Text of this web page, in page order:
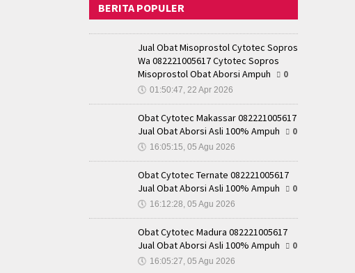
BERITA POPULER
Jual Obat Misoprostol Cytotec Sopros
Wa 082221005617 Cytotec Sopros
Misoprostol Obat Aborsi Ampuh
0
🕔 01:50:47, 22 Apr 2026
Obat Cytotec Makassar 082221005617
Jual Obat Aborsi Asli 100% Ampuh
0
🕔 16:05:15, 05 Agu 2026
Obat Cytotec Ternate 082221005617
Jual Obat Aborsi Asli 100% Ampuh
0
🕔 16:12:28, 05 Agu 2026
Obat Cytotec Madura 082221005617
Jual Obat Aborsi Asli 100% Ampuh
0
🕔 16:05:27, 05 Agu 2026